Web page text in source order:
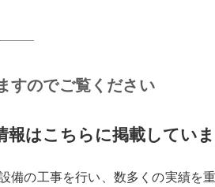
すのでご覧ください
報はこちらに掲載してい
備の工事を行い、数多くの実績を